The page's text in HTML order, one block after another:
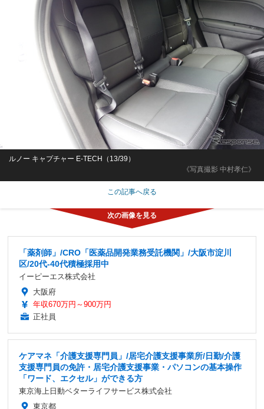
《写真撮影 中村孝仁》
ルノー キャプチャー E-TECH（13/39）
この記事へ戻る
「薬剤師」/CRO「医薬品開発業務受託機関」/大阪市淀川
区/20代-40代積極採用中
イーピーエス株式会社
大阪府
年収670万円～900万円
正社員
ケアマネ「介護支援専門員」/居宅介護支援事業所/日勤/介護
支援専門員の免許・居宅介護支援事業・パソコンの基本操作
「ワード、エクセル」ができる方
東京海上日動ベターライフサービス株式会社
東京都